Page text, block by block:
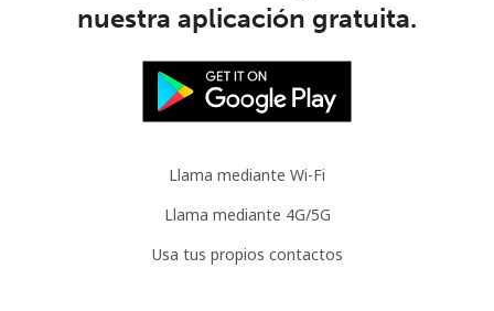
nuestra aplicación gratuita.
Llama mediante Wi-Fi
Llama mediante 4G/5G
Usa tus propios contactos